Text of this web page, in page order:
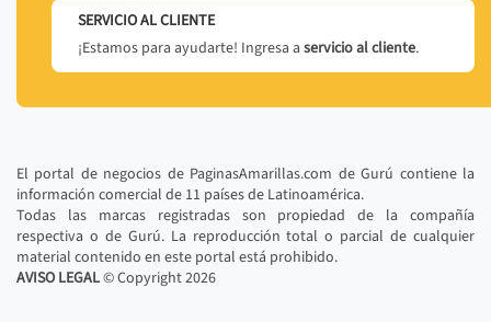
SERVICIO AL CLIENTE
¡Estamos para ayudarte! Ingresa a servicio al cliente.
El portal de negocios de PaginasAmarillas.com de Gurú contiene la
información comercial de 11 países de Latinoamérica.
Todas las marcas registradas son propiedad de la compañía
respectiva o de Gurú. La reproducción total o parcial de cualquier
material contenido en este portal está prohibido.
AVISO LEGAL© Copyright2026